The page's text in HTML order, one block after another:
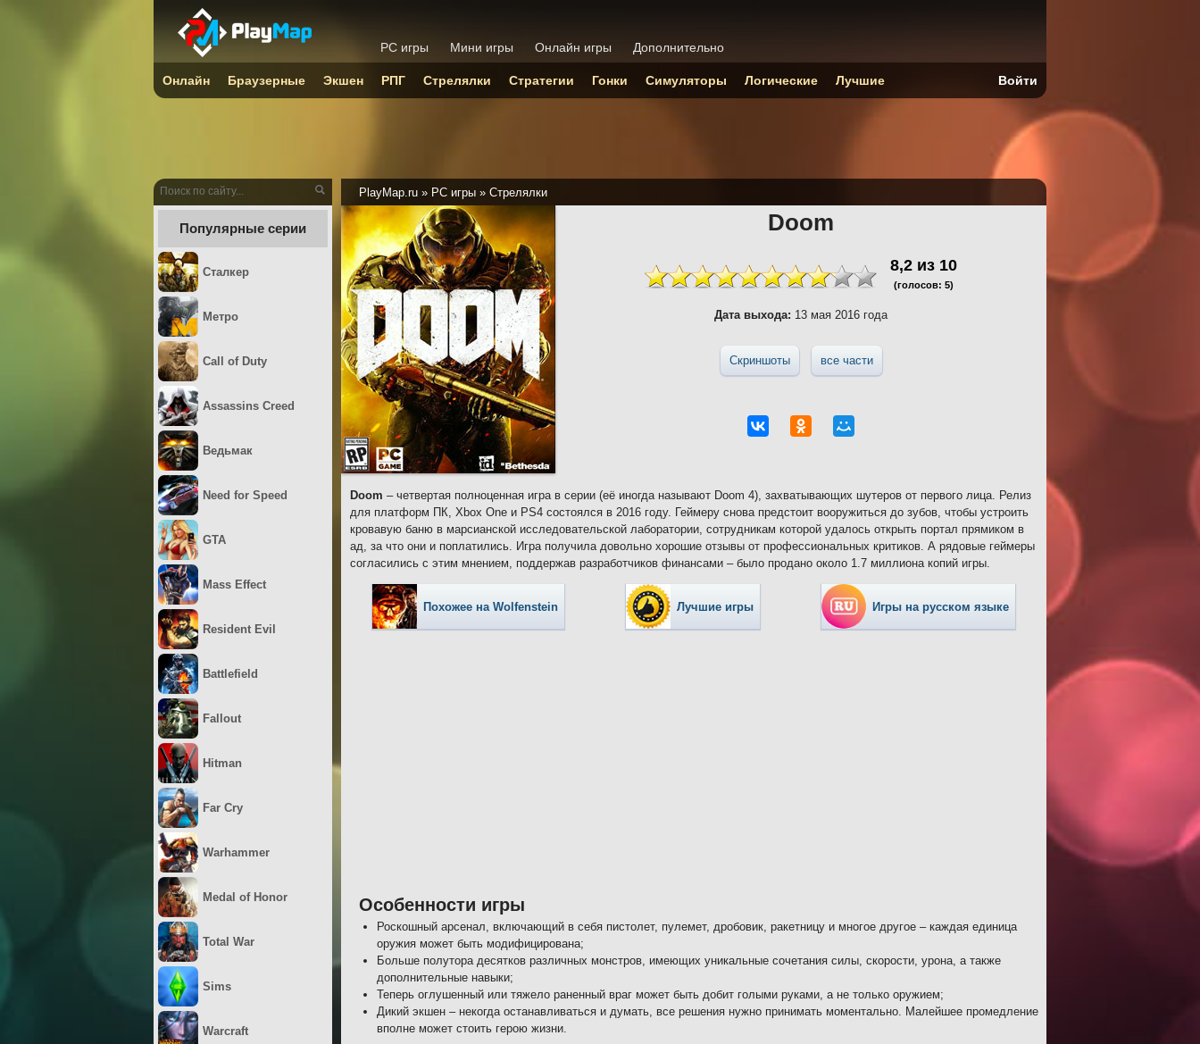
PlayMap.ru » PC игры » Стрелялки
Doom
8,2 из 10
(голосов: 5)
Дата выхода: 13 мая 2016 года
Скриншоты все части
Doom – четвертая полноценная игра в серии (её иногда называют Doom 4), захватывающих шутеров от первого лица. Релиз
для платформ ПК, Xbox One и PS4 состоялся в 2016 году. Геймеру снова предстоит вооружиться до зубов, чтобы устроить
кровавую баню в марсианской исследовательской лаборатории, сотрудникам которой удалось открыть портал прямиком в
ад, за что они и поплатились. Игра получила довольно хорошие отзывы от профессиональных критиков. А рядовые геймеры
согласились с этим мнением, поддержав разработчиков финансами – было продано около 1.7 миллиона копий игры.
Похожее на Wolfenstein Лучшие игры Игры на русском языке
Особенности игры
Роскошный арсенал, включающий в себя пистолет, пулемет, дробовик, ракетницу и многое другое – каждая единица
оружия может быть модифицирована;
Больше полутора десятков различных монстров, имеющих уникальные сочетания силы, скорости, урона, а также
дополнительные навыки;
Теперь оглушенный или тяжело раненный враг может быть добит голыми руками, а не только оружием;
Дикий экшен – некогда останавливаться и думать, все решения нужно принимать моментально. Малейшее промедление
вполне может стоить герою жизни.
Популярные серии
Сталкер
Метро
Call of Duty
Assassins Creed
Ведьмак
Need for Speed
GTA
Mass Effect
Resident Evil
Battlefield
Fallout
Hitman
Far Cry
Warhammer
Medal of Honor
Total War
Sims
Warcraft
PC игры Мини игры Онлайн игры Дополнительно
Онлайн Браузерные Экшен РПГ Стрелялки Стратегии Гонки Симуляторы Логические Лучшие Войти